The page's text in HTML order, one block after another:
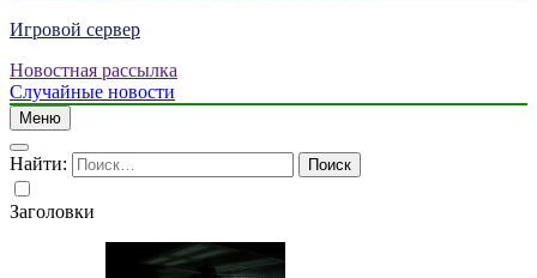
Игровой сервер
Новостная рассылка
Случайные новости
Меню
Найти:
Заголовки